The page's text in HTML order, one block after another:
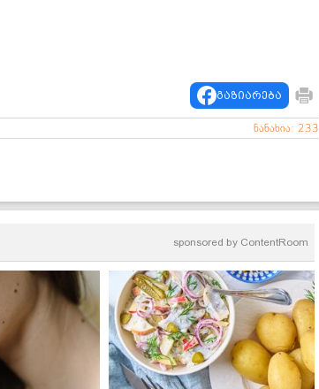
გაზიარება
ნანახია: 233
sponsored by ContentRoom